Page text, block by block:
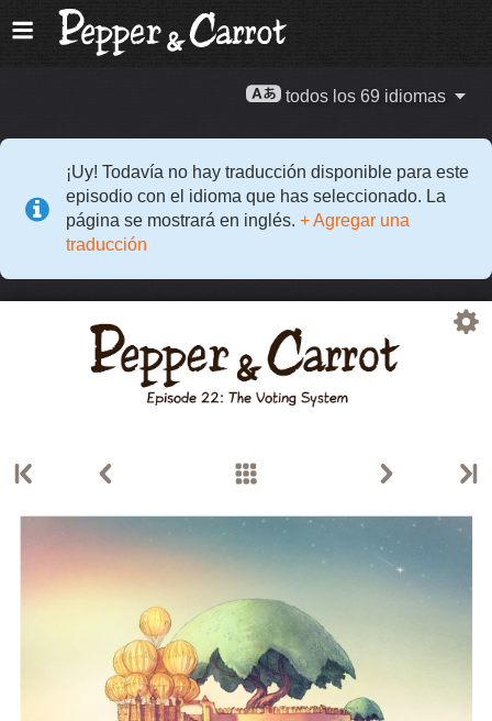
todos los 69 idiomas
¡Uy! Todavía no hay traducción disponible para este
episodio con el idioma que has seleccionado. La
página se mostrará en inglés. + Agregar una
traducción